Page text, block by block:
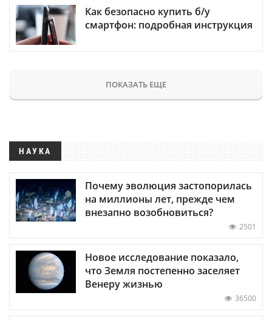
Как безопасно купить б/у
смартфон: подробная инструкция
ПОКАЗАТЬ ЕЩЕ
НАУКА
Почему эволюция застопорилась
на миллионы лет, прежде чем
внезапно возобновиться?
2501
Новое исследование показало,
что Земля постепенно заселяет
Венеру жизнью
36500